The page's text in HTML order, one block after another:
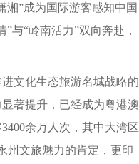
湘”成为国际游客感知中国
与“岭南活力”双向奔赴，
文化生态旅游名城战略的
著提升，已经成为粤港澳
余万人次，其中大湾区
州文旅魅力的肯定，更印